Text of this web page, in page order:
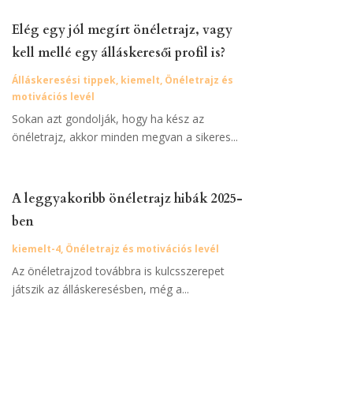
Elég egy jól megírt önéletrajz, vagy
kell mellé egy álláskeresői profil is?
Álláskeresési tippek, kiemelt, Önéletrajz és
motivációs levél
Sokan azt gondolják, hogy ha kész az
önéletrajz, akkor minden megvan a sikeres...
A leggyakoribb önéletrajz hibák 2025-
ben
kiemelt-4, Önéletrajz és motivációs levél
Az önéletrajzod továbbra is kulcsszerepet
játszik az álláskeresésben, még a...